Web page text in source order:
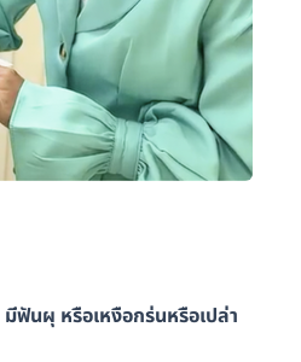
มีฟันผุ หรือเหงือกร่นหรือเปล่า